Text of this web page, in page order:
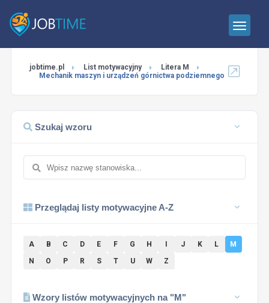
jobtime.pl List motywacyjny
Litera M
Mechanik maszyn i urządzeń górnictwa podziemnego
Szukaj wzoru
Przeglądaj listy motywacyjne A-Z
A B C D E F G H J K L
M
N
O P R S T U W Z
Wzory listów motywacyjnych na "M"